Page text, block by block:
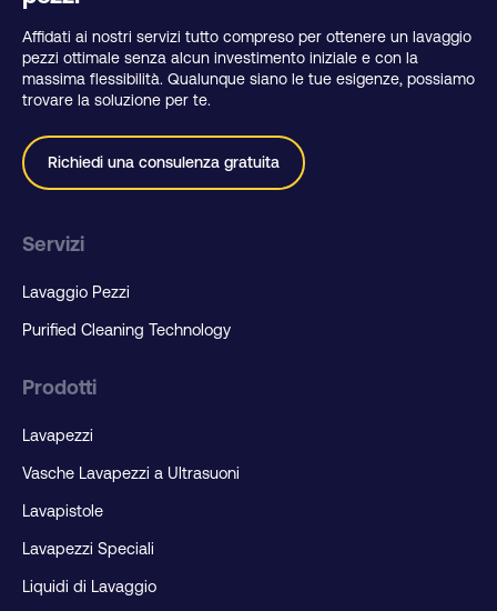
Affidati ai nostri servizi tutto compreso per ottenere un lavaggio
pezzi ottimale senza alcun investimento iniziale e con la
massima flessibilità. Qualunque siano le tue esigenze, possiamo
trovare la soluzione per te.
Richiedi una consulenza gratuita
Servizi
Lavaggio Pezzi
Purified Cleaning Technology
Prodotti
Lavapezzi
Vasche Lavapezzi a Ultrasuoni
Lavapistole
Lavapezzi Speciali
Liquidi di Lavaggio